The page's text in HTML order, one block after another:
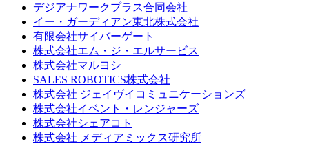
デジアナワークプラス合同会社
イー・ガーディアン東北株式会社
有限会社サイバーゲート
株式会社エム・ジ・エルサービス
株式会社マルヨシ
SALES ROBOTICS株式会社
株式会社 ジェイヴイコミュニケーションズ
株式会社イベント・レンジャーズ
株式会社シェアコト
株式会社 メディアミックス研究所